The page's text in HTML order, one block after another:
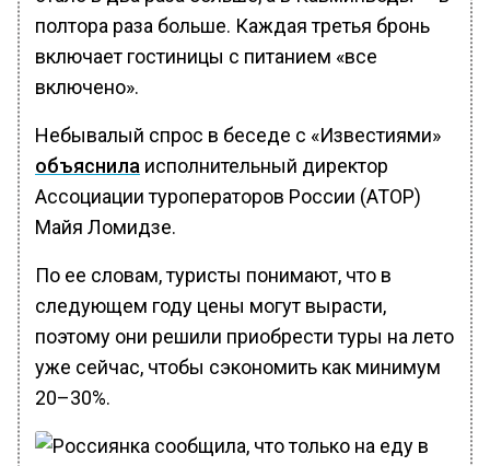
полтора раза больше. Каждая третья бронь
включает гостиницы с питанием «все
включено».
Небывалый спрос в беседе с «Известиями»
объяснила исполнительный директор
Ассоциации туроператоров России (АТОР)
Майя Ломидзе.
По ее словам, туристы понимают, что в
следующем году цены могут вырасти,
поэтому они решили приобрести туры на лето
уже сейчас, чтобы сэкономить как минимум
20–30%.